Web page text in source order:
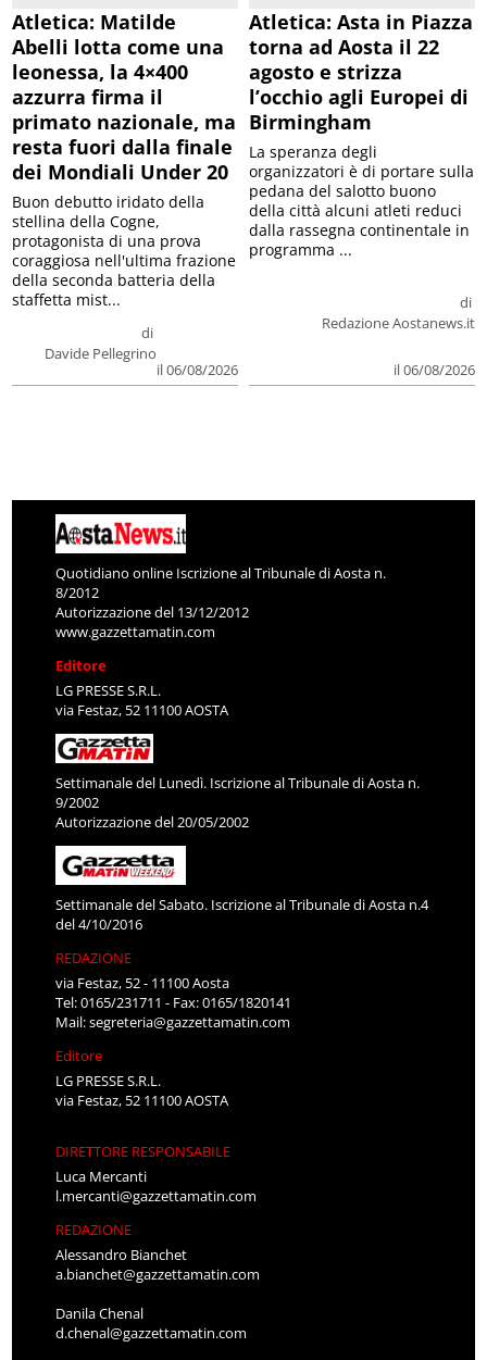
Atletica: Matilde
Abelli lotta come una
leonessa, la 4×400
azzurra firma il
primato nazionale, ma
resta fuori dalla finale
dei Mondiali Under 20
di
Davide Pellegrino
il 06/08/2026
Buon debutto iridato della
stellina della Cogne,
protagonista di una prova
coraggiosa nell'ultima frazione
della seconda batteria della
staffetta mist...
Atletica: Asta in Piazza
torna ad Aosta il 22
agosto e strizza
l’occhio agli Europei di
Birmingham
di
Redazione Aostanews.it
il 06/08/2026
La speranza degli
organizzatori è di portare sulla
pedana del salotto buono
della città alcuni atleti reduci
dalla rassegna continentale in
programma ...
Quotidiano online Iscrizione al Tribunale di Aosta n.
8/2012
Autorizzazione del 13/12/2012
www.gazzettamatin.com
Editore
LG PRESSE S.R.L.
via Festaz, 52 11100 AOSTA
Settimanale del Lunedì. Iscrizione al Tribunale di Aosta n.
9/2002
Autorizzazione del 20/05/2002
Settimanale del Sabato. Iscrizione al Tribunale di Aosta n.4
del 4/10/2016
REDAZIONE
via Festaz, 52 - 11100 Aosta
Tel: 0165/231711 - Fax: 0165/1820141
Mail:segreteria@gazzettamatin.com
Editore
LG PRESSE S.R.L.
via Festaz, 52 11100 AOSTA
DIRETTORE RESPONSABILE
Luca Mercanti
l.mercanti@gazzettamatin.com
REDAZIONE
Alessandro Bianchet
a.bianchet@gazzettamatin.com
Danila Chenal
d.chenal@gazzettamatin.com